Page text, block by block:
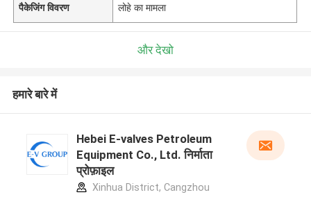
पैकेजिंग विवरण लोहे का मामला
और देखो
हमारे बारे में
Hebei E-valves Petroleum
Equipment Co., Ltd. निर्माता
प्रोफ़ाइल
Xinhua District, Cangzhou